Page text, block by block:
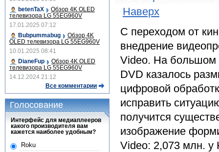
Наверх
С переходом от
внедрение
Video. На большом
DVD казалось
цифровой
исправить
получится
изображение
Video: 2,073 млн. у
betenTaX
Обзор 4K OLED
телевизора LG 55EG960V
17.01.2025 07:12
Bubpummabug
Обзор 4K
OLED телевизора LG 55EG960V
10.01.2025 08:41
DianeFup
Обзор 4K OLED
телевизора LG 55EG960V
14.12.2024 21:12
Все комментарии
Голосование
Интерфейс для медиаплееров
какого производителя вам
кажется наиболее удобным?
Roku